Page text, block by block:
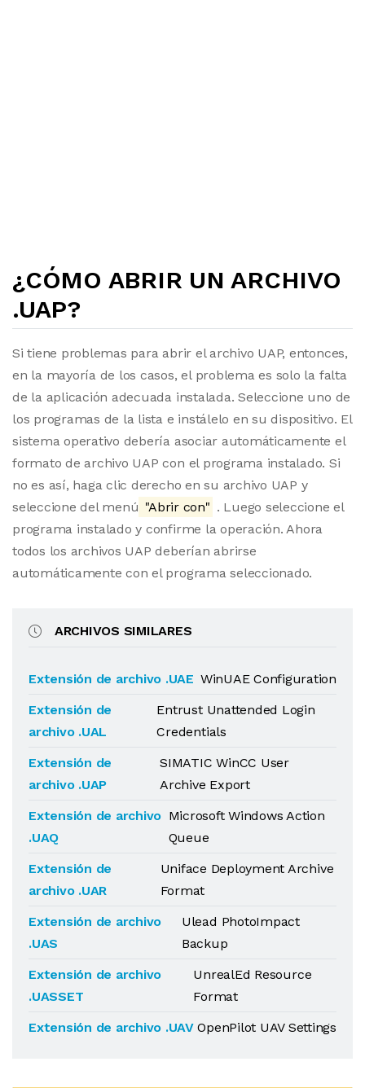
¿CÓMO ABRIR UN ARCHIVO
.UAP?
Si tiene problemas para abrir el archivo UAP, entonces,
en la mayoría de los casos, el problema es solo la falta
de la aplicación adecuada instalada. Seleccione uno de
los programas de la lista e instálelo en su dispositivo. El
sistema operativo debería asociar automáticamente el
formato de archivo UAP con el programa instalado. Si
no es así, haga clic derecho en su archivo UAP y
seleccione del menú "Abrir con" . Luego seleccione el
programa instalado y confirme la operación. Ahora
todos los archivos UAP deberían abrirse
automáticamente con el programa seleccionado.
ARCHIVOS SIMILARES
Extensión de archivo .UAE WinUAE Configuration
Extensión de
archivo .UAL
Entrust Unattended Login
Credentials
Extensión de
archivo .UAP
SIMATIC WinCC User
Archive Export
Extensión de archivo
.UAQ
Microsoft Windows Action
Queue
Extensión de
archivo .UAR
Uniface Deployment Archive
Format
Extensión de archivo
.UAS
Ulead PhotoImpact
Backup
Extensión de archivo
.UASSET
UnrealEd Resource
Format
Extensión de archivo .UAV OpenPilot UAV Settings